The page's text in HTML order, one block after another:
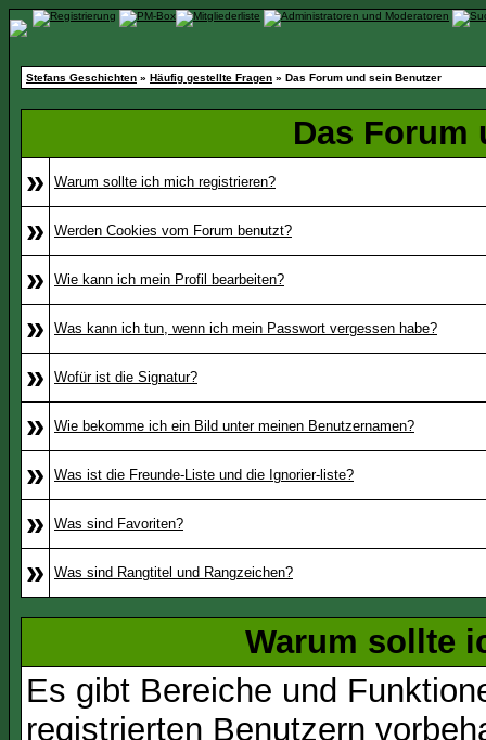
Stefans Geschichten » Häufig gestellte Fragen » Das Forum und sein Benutzer
Das Forum
»
Warum sollte ich mich registrieren?
» Werden Cookies vom Forum benutzt?
» Wie kann ich mein Profil bearbeiten?
» Was kann ich tun, wenn ich mein Passwort vergessen habe?
» Wofür ist die Signatur?
» Wie bekomme ich ein Bild unter meinen Benutzernamen?
» Was ist die Freunde-Liste und die Ignorier-liste?
» Was sind Favoriten?
» Was sind Rangtitel und Rangzeichen?
Warum sollte
Es gibt Bereiche und
registrierten Benutzern